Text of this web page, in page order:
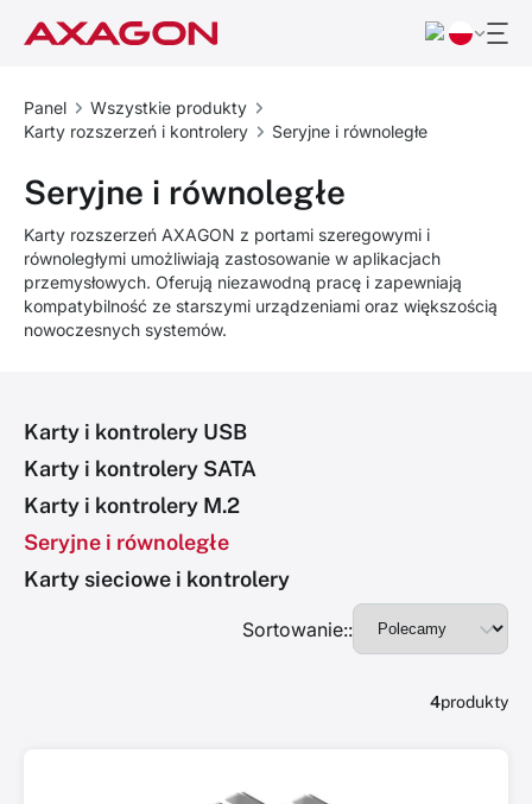
Panel
Wszystkie produkty
Karty rozszerzeń i kontrolery
Seryjne i równoległe
Seryjne i równoległe
Karty rozszerzeń AXAGON z portami szeregowymi i
równoległymi umożliwiają zastosowanie w aplikacjach
przemysłowych. Oferują niezawodną pracę i zapewniają
kompatybilność ze starszymi urządzeniami oraz większością
nowoczesnych systemów.
Karty i kontrolery USB
Karty i kontrolery SATA
Karty i kontrolery M.2
Seryjne i równoległe
Karty sieciowe i kontrolery
Sortowanie::
4produkty